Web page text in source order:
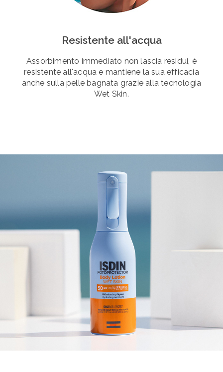
Resistente all'acqua
Assorbimento immediato non lascia residui, è
resistente all'acqua e mantiene la sua efficacia
anche sulla pelle bagnata grazie alla tecnologia
Wet Skin.